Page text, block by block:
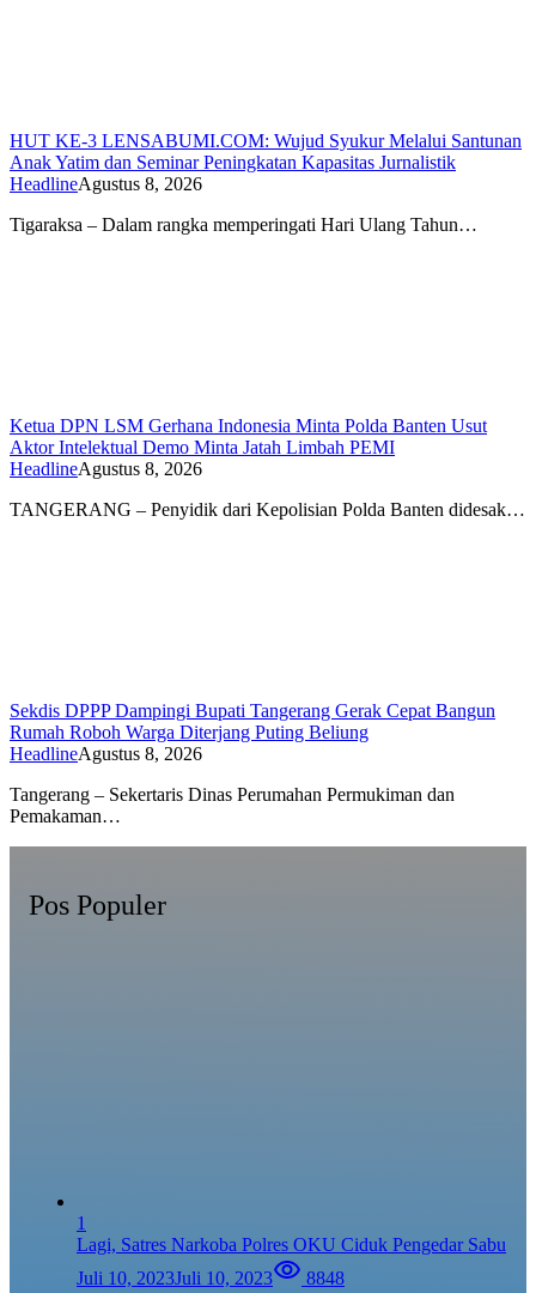
HUT KE-3 LENSABUMI.COM: Wujud Syukur Melalui Santunan
Anak Yatim dan Seminar Peningkatan Kapasitas Jurnalistik
HeadlineAgustus 8, 2026
Tigaraksa – Dalam rangka memperingati Hari Ulang Tahun…
Ketua DPN LSM Gerhana Indonesia Minta Polda Banten Usut
Aktor Intelektual Demo Minta Jatah Limbah PEMI
HeadlineAgustus 8, 2026
TANGERANG – Penyidik dari Kepolisian Polda Banten didesak…
Sekdis DPPP Dampingi Bupati Tangerang Gerak Cepat Bangun
Rumah Roboh Warga Diterjang Puting Beliung
HeadlineAgustus 8, 2026
Tangerang – Sekertaris Dinas Perumahan Permukiman dan
Pemakaman…
Pos Populer
1
Lagi, Satres Narkoba Polres OKU Ciduk Pengedar Sabu
Juli 10, 2023Juli 10, 2023 8848